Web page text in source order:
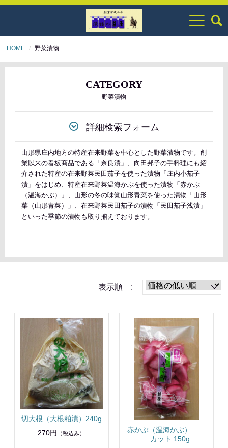
HOME 野菜漬物
CATEGORY
野菜漬物
詳細検索フォーム
山形県庄内地方の特産在来野菜を中心とした野菜漬物です。創
業以来の看板商品である「奈良漬」、向田邦子の手料理にも紹
介された特産の在来野菜民田茄子を使った漬物「庄内小茄子
漬」をはじめ、特産在来野菜温海かぶを使った漬物「赤かぶ
（温海かぶ）」、山形の冬の味覚山形青菜を使った漬物「山形
菜（山形青菜）」、在来野菜民田茄子の漬物「民田茄子浅漬」
といった季節の漬物も取り揃えております。
表示順 :
切大根（大根粕漬）240g
270円
（税込み）
赤かぶ（温海かぶ）
カット 150g